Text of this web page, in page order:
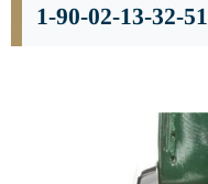
1-90-02-13-32-51